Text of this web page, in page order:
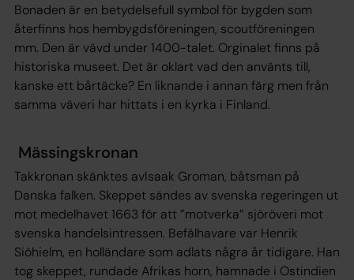
Bonaden är en betydelsefull symbol för bygden som
återfinns hos hembygdsföreningen, scoutföreningen
mm. Den är vävd under 1400-talet. Orginalet finns på
historiska museet. Det är oklart vad den använts till,
kanske ett bårtäcke? En liknande i annan färg men från
samma väveri har hittats i en kyrka i Finland.
Mässingskronan
Takkronan skänktes avIsaak Groman, båtsman på
Danska falken. Skeppet sändes av svenska regeringen ut
mot medelhavet 1663 för att ”motverka” sjöröveri mot
svenska handelsintressen. Befälhavare var Henrik
Siöhielm, en holländare som adlats några år tidigare. Han
tog skeppet, rundade Afrikas horn, hamnade i Ostindien